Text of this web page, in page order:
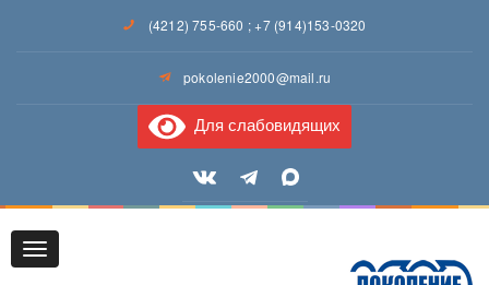
(4212) 755-660 ;+7 (914)153-0320
pokolenie2000@mail.ru
Для слабовидящих